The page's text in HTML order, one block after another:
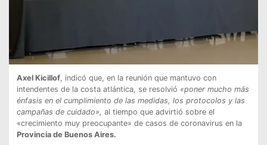
Axel Kicillof, indicó que, en la reunión que mantuvo con
intendentes de la costa atlántica, se resolvió «poner mucho más
énfasis en el cumplimiento de las medidas, los protocolos y las
campañas de cuidado», al tiempo que advirtió sobre el
«crecimiento muy preocupante» de casos de coronavirus en la
Provincia de Buenos Aires.